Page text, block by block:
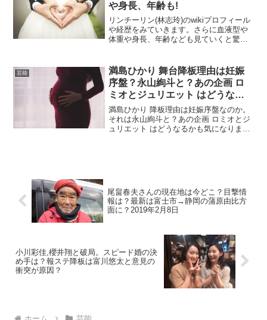
や身長、年齢も!
リンチーリン(林志玲)のwikiプロフィール
や経歴をみていきます。さらに血液型や
体重や身長、年齢なども見ていくと驚愕
応援をしているムードになっています。
それでは詳しい情...
芸能
満島ひかり 舞台降板理由は妊娠
序盤？永山絢斗と？あの企画 ロ
ミオとジュリエット はどうな
る？
満島ひかり 降板理由は妊娠序盤なのか。
それは永山絢斗と？あの企画 ロミオとジ
ュリエット はどうなるかも気になります
尾畠春夫さんの現在地は今どこ？目撃情
報は？最新は富士市→静岡の蒲原由比方
面に？2019年2月8日
小川彩佳,櫻井翔と破局。スピード婚の決
め手は？報ステ降板は富川悠太と意見の
衝突が原因？